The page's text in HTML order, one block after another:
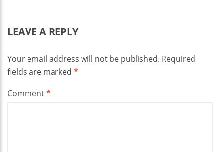
LEAVE A REPLY
Your email address will not be published. Required
fields are marked *
Comment*